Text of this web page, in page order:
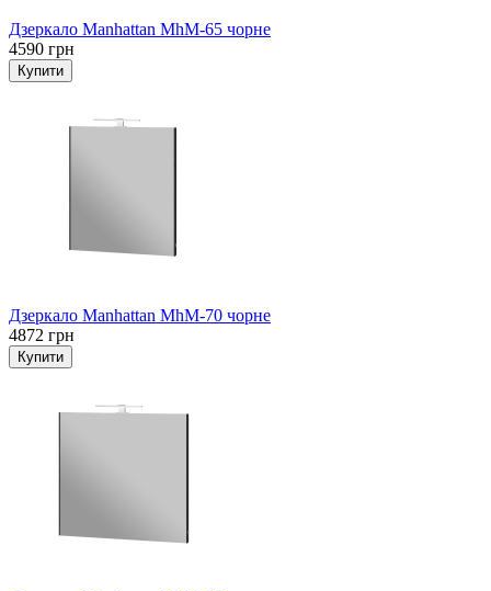
Дзеркало Manhattan MhM-65 чорне
4590 грн
Дзеркало Manhattan MhM-70 чорне
4872 грн